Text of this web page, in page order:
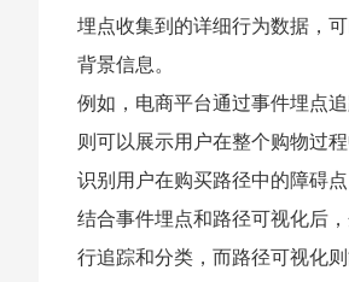
埋点收集到的详细行为数据，
背景信息。
例如，电商平台通过事件埋点
则可以展示用户在整个购物过
识别用户在购买路径中的障碍
结合事件埋点和路径可视化后
行追踪和分类，而路径可视化